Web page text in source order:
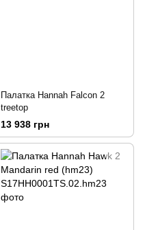
Палатка Hannah Falcon 2
treetop
13 938 грн